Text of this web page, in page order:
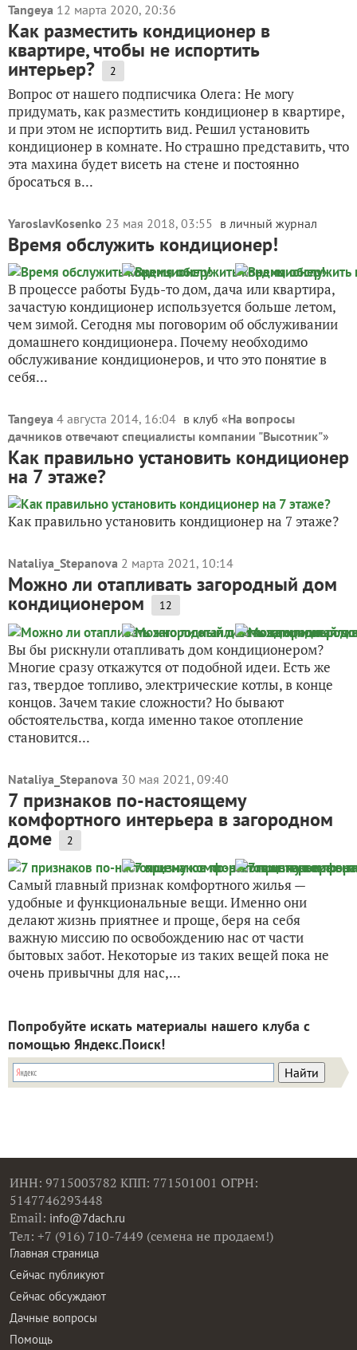
Tangeya 12 марта 2020, 20:36
Как разместить кондиционер в
квартире, чтобы не испортить
интерьер? 2
Вопрос от нашего подписчика Олега: Не могу
придумать, как разместить кондиционер в квартире,
и при этом не испортить вид. Решил установить
кондиционер в комнате. Но страшно представить, что
эта махина будет висеть на стене и постоянно
бросаться в...
YaroslavKosenko 23 мая 2018, 03:55 в личный журнал
Время обслужить кондиционер!
В процессе работы Будь-то дом, дача или квартира,
зачастую кондиционер используется больше летом,
чем зимой. Сегодня мы поговорим об обслуживании
домашнего кондиционера. Почему необходимо
обслуживание кондиционеров, и что это понятие в
себя...
Tangeya 4 августа 2014, 16:04 в клуб «На вопросы
дачников отвечают специалисты компании "Высотник"»
Как правильно установить кондиционер
на 7 этаже?
Как правильно установить кондиционер на 7 этаже?
Nataliya_Stepanova 2 марта 2021, 10:14
Можно ли отапливать загородный дом
кондиционером 12
Вы бы рискнули отапливать дом кондиционером?
Многие сразу откажутся от подобной идеи. Есть же
газ, твердое топливо, электрические котлы, в конце
концов. Зачем такие сложности? Но бывают
обстоятельства, когда именно такое отопление
становится...
Nataliya_Stepanova 30 мая 2021, 09:40
7 признаков по-настоящему
комфортного интерьера в загородном
доме 2
Самый главный признак комфортного жилья —
удобные и функциональные вещи. Именно они
делают жизнь приятнее и проще, беря на себя
важную миссию по освобождению нас от части
бытовых забот. Некоторые из таких вещей пока не
очень привычны для нас,...
Попробуйте искать материалы нашего клуба с
помощью Яндекс.Поиск!
ИНН: 9715003782 КПП: 771501001 ОГРН:
5147746293448
Email: info@7dach.ru
Тел: +7 (916) 710-7449 (семена не продаем!)
Главная страница
Сейчас публикуют
Сейчас обсуждают
Дачные вопросы
Помощь